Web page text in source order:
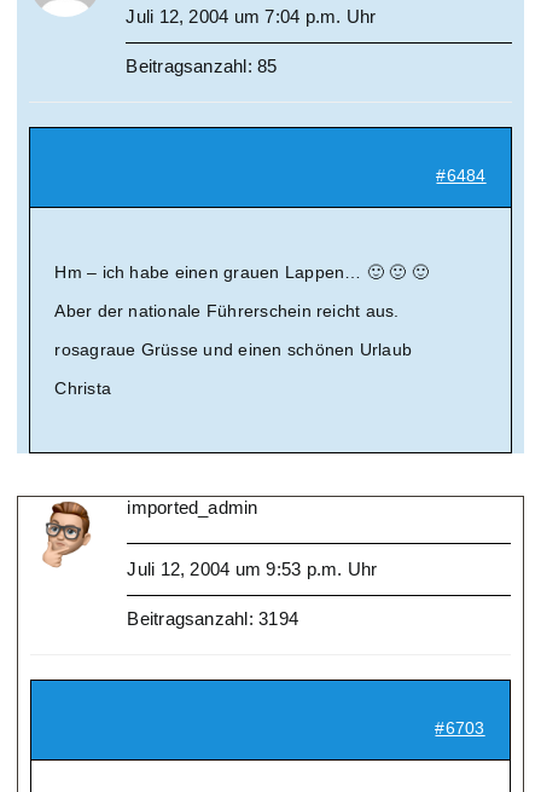
Juli 12, 2004 um 7:04 p.m. Uhr
Beitragsanzahl: 85
#6484
Hm – ich habe einen grauen Lappen… 🙂 🙂 🙂
Aber der nationale Führerschein reicht aus.
rosagraue Grüsse und einen schönen Urlaub
Christa
imported_admin
Juli 12, 2004 um 9:53 p.m. Uhr
Beitragsanzahl: 3194
#6703